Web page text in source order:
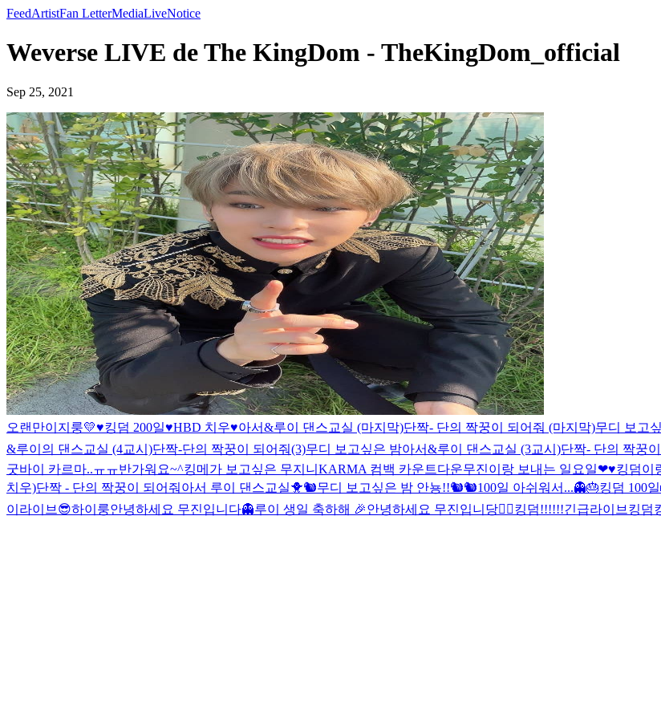
FeedArtistFan LetterMediaLiveNotice
Weverse LIVE de The KingDom - TheKingDom_official
Sep 25, 2021
오랜만이지룽💛♥킹덤 200일♥HBD 치우♥아서&루이 댄스교실 (마지막)단짝- 단의 짝꿍이 되어줘 (마지막)무디 보고
&루이의 댄스교실 (4교시)단짝-단의 짝꿍이 되어줘(3)무디 보고싶은 밤아서&루이 댄스교실 (3교시)단짝- 단의 짝꿍
굿바이 카르마..ㅠㅠ반가워요~^킹메가 보고싶은 무지니 KARMA 컴백 카운트다운무진이랑 보내는 일요일❤♥︎킹덤이
치우)단짝 - 단의 짝꿍이 되어줘 아서 루이 댄스교실🐥🐿무디 보고싶은 밤 안뇽!!🐿🐿100일 아쉬워서...👻🎂킹덤 100
이라이브😎하이룽안녕하세요 무진입니다👻루이 생일 축하해 🎉안녕하세요 무진입니당🙋‍♂️킹덤!!!!!!긴급라이브 킹덤